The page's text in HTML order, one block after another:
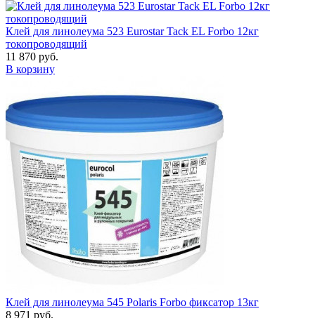
Клей для линолеума 523 Eurostar Tack EL Forbo 12кг
токопроводящий
11 870 руб.
В корзину
Клей для линолеума 545 Polaris Forbo фиксатор 13кг
8 971 руб.